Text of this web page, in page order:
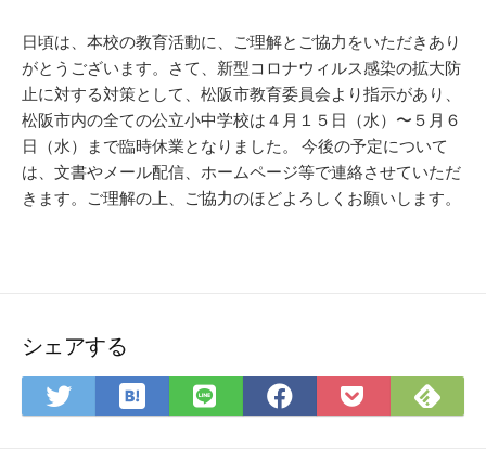
リ
ー
日頃は、本校の教育活動に、ご理解とご協力をいただきあり
がとうございます。さて、新型コロナウィルス感染の拡大防
止に対する対策として、松阪市教育委員会より指示があり、
松阪市内の全ての公立小中学校は４月１５日（水）〜５月６
日（水）まで臨時休業となりました。 今後の予定について
は、文書やメール配信、ホームページ等で連絡させていただ
きます。ご理解の上、ご協力のほどよろしくお願いします。
シェアする
Twitter
で
は
て
LINE
で
Facebook
で
Pocket
に
で